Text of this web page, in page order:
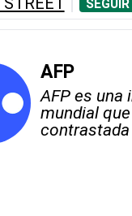
AFP
AFP es
mundial